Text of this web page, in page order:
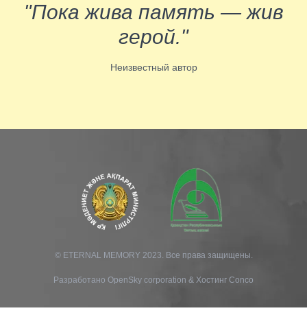
"Пока жива память — жив
герой."
Неизвестный автор
© ETERNAL MEMORY 2023. Все права защищены.
Разработано OpenSky corporation & Хостинг Conco